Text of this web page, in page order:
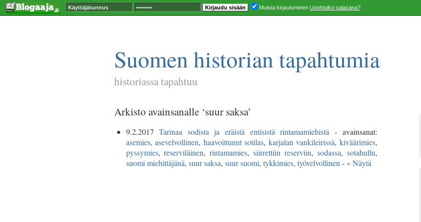
Suomen historian tapahtumia
historiassa tapahtuu
Arkisto avainsanalle ‘suur saksa’
9.2.2017Tarinaa sodista ja eräistä entisistä rintamamiehistä - avainsanat:
asemies, asevelvollinen, haavoittunut sotilas, karjalan vankileirissä, kiväärimies,
pyssymies,reserviläinen,rintamamies,siirrettiin reserviin, sodassa, sotahullu,
suomi miehittäjänä, suur saksa, suur suomi, tykkimies, työvelvollinen - » Näytä
Muista kirjautuminen Unohtuiko salasana?